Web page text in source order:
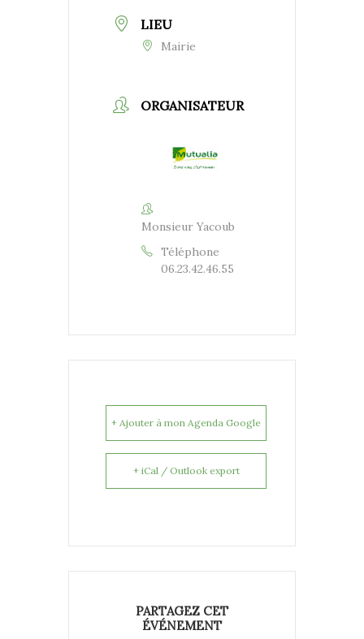
LIEU
Mairie
ORGANISATEUR
Monsieur Yacoub
Téléphone
06.23.42.46.55
+ Ajouter à mon Agenda Google
+ iCal / Outlook export
PARTAGEZ CET
ÉVÉNEMENT